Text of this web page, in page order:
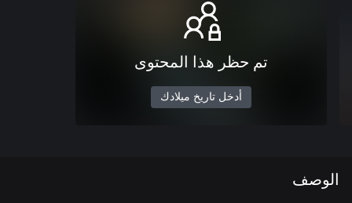
تم حظر هذا المحتوى
أدخل تاريخ ميلادك
الوصف